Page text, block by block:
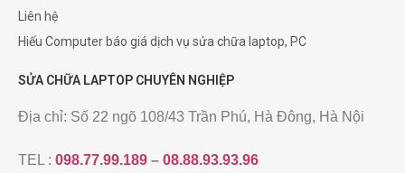
Liên hệ
Hiếu Computer báo giá dịch vụ sửa chữa laptop, PC
SỬA CHỮA LAPTOP CHUYÊN NGHIỆP
Địa chỉ: Số 22 ngõ 108/43 Trần Phú, Hà Đông, Hà Nội
TEL : 098.77.99.189 – 08.88.93.93.96